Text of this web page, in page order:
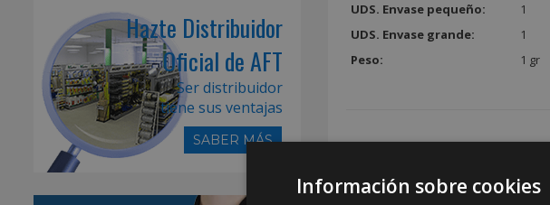
UDS. Envase pequeño:
1
UDS. Envase grande:
1
Peso:
1 gr
Hazte Distribuidor
Oficial de AFT
Ser distribuidor
tiene sus ventajas
SABER MÁS
Información sobre cookies